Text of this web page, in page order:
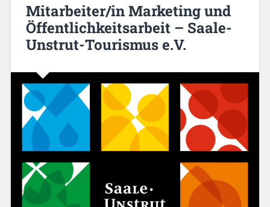
Mitarbeiter/in Marketing und
Öffentlichkeitsarbeit – Saale-
Unstrut-Tourismus e.V.